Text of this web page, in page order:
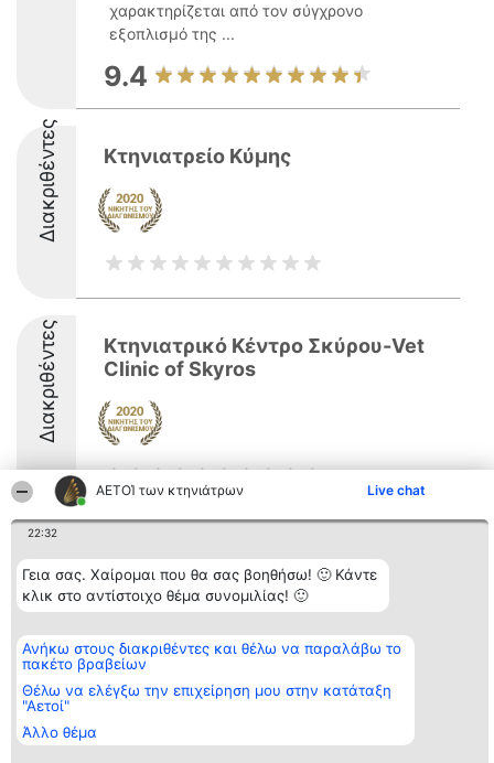
ΑΕΤΟΊ των κτηνιάτρων Live chat
22:32
Γεια σας. Χαίρομαι που θα σας βοηθήσω! 🙂 Κάντε
κλικ στο αντίστοιχο θέμα συνομιλίας! 🙂
Ανήκω στους διακριθέντες και θέλω να παραλάβω το
πακέτο βραβείων
Θέλω να ελέγξω την επιχείρηση μου στην κατάταξη
"Αετοί"
Άλλο θέμα
χαρακτηρίζεται από τον σύγχρονο
εξοπλισμό της ...
9.4
Διακριθέντες Κτηνιατρείο Κύμης
Διακριθέντες
Κτηνιατρικό Κέντρο Σκύρου-Vet
Clinic of Skyros
Διοργανωτής της
κατάταξης
BEAUTIFUL COMPANY
Μονοπρόσωπη ΙΚΕ
2104128019
email:
aetoi@beautifulcompany.co
Κατάταξη
Διακριθέντες
Λίστα όλων
των
Μεθοδολογία
Όροι &
ΠΟΛΙΤΙΚΗ
ΑΠΟΡΡΗΤΟΥ
Επικοινωνία
Επικοινωνία